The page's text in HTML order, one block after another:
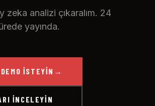
zeka analizi çıkaralım. 24
yayında.
İSTEYIN →
İNCELEYIN